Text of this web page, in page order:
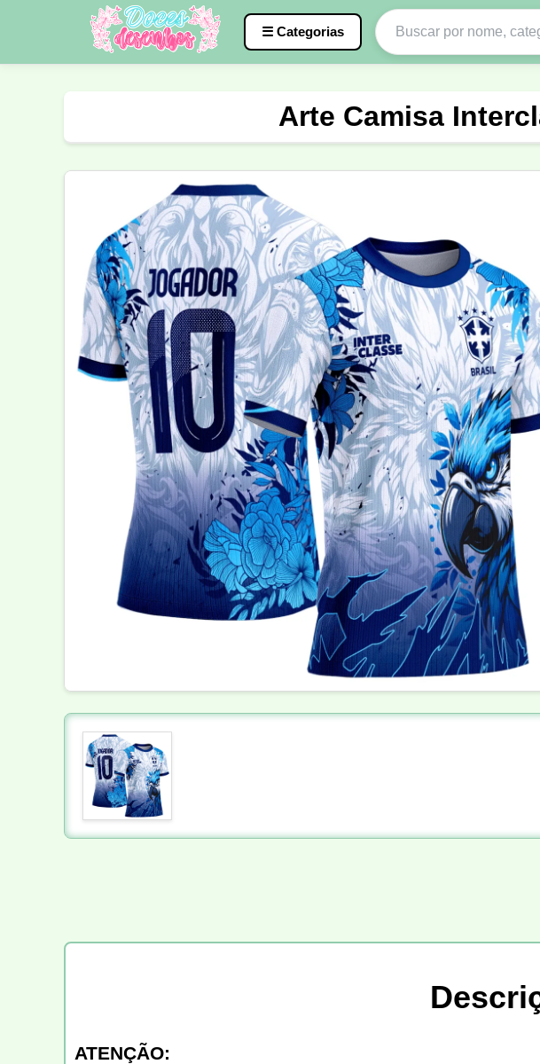
☰ Categorias
Carnaval Natal Natalina
Motocross Ciclismo Nail Designer Pedagogia
Língua Portuguesa
Arte Camisa
ATENÇÃO: